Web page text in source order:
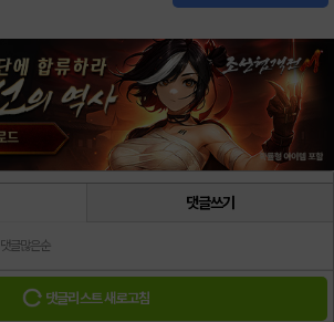
댓글쓰기
댓글많은순
댓글리스트 새로고침